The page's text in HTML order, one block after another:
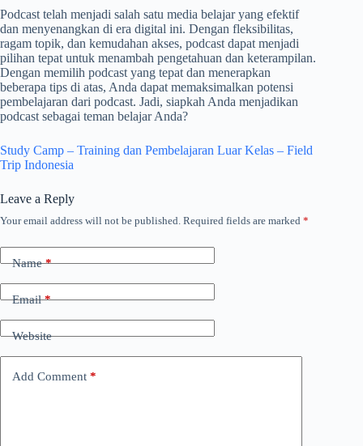
Podcast telah menjadi salah satu media belajar yang efektif
dan menyenangkan di era digital ini. Dengan fleksibilitas,
ragam topik, dan kemudahan akses, podcast dapat menjadi
pilihan tepat untuk menambah pengetahuan dan keterampilan.
Dengan memilih podcast yang tepat dan menerapkan
beberapa tips di atas, Anda dapat memaksimalkan potensi
pembelajaran dari podcast. Jadi, siapkah Anda menjadikan
podcast sebagai teman belajar Anda?
Study Camp – Training dan Pembelajaran Luar Kelas – Field
Trip Indonesia
Leave a Reply
Your email address will not be published. Required fields are marked *
Name*
Email*
Website
Add Comment *